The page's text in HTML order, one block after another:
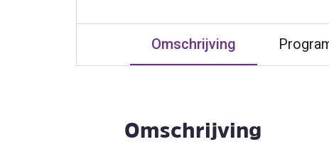
Omschrijving
Omschrijving